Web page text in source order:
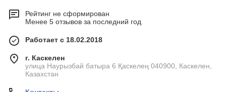
Рейтинг не сформирован
Менее 5 отзывов за последний год
Работает с 18.02.2018
г. Каскелен
улица Наурызбай батыра 6 Қаскелең 040900, Каскелен,
Казахстан